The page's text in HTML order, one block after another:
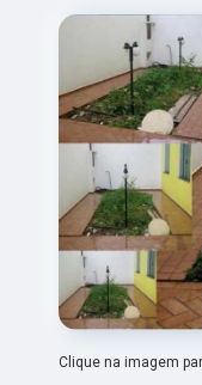
Clique na imagem